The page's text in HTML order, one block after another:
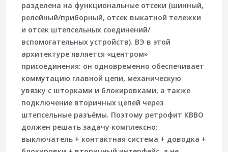
разделена на функциональные отсеки (шинный,
релейный/приборный, отсек выкатной тележки
и отсек штепсельных соединений/
вспомогательных устройств). ВЭ в этой
архитектуре является «центром»
присоединения: он одновременно обеспечивает
коммутацию главной цепи, механическую
увязку с шторками и блокировками, а также
подключение вторичных цепей через
штепсельные разъёмы. Поэтому ретрофит КВВО
должен решать задачу комплексно:
выключатель + контактная система + доводка +